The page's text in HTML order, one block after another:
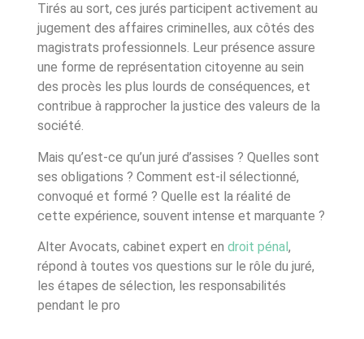
Tirés au sort, ces jurés participent activement au
jugement des affaires criminelles, aux côtés des
magistrats professionnels. Leur présence assure
une forme de représentation citoyenne au sein
des procès les plus lourds de conséquences, et
contribue à rapprocher la justice des valeurs de la
société.
Mais qu’est-ce qu’un juré d’assises ? Quelles sont
ses obligations ? Comment est-il sélectionné,
convoqué et formé ? Quelle est la réalité de
cette expérience, souvent intense et marquante ?
Alter Avocats, cabinet expert en droit pénal,
répond à toutes vos questions sur le rôle du juré,
les étapes de sélection, les responsabilités
pendant le pro